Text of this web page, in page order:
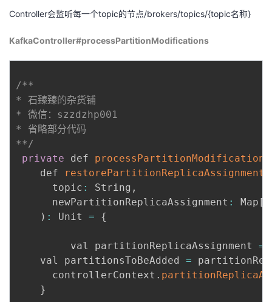
Controller会监听每一个topic的节点/brokers/topics/{topic名称}
KafkaController#processPartitionModifications
/**
* 石臻臻的杂货铺
* 微信：szzdzhp001
* 省略部分代码
**/
private def processPartitionModifications
    def
restorePartitionReplicaAssignment
      topic
: String ,
      newPartitionReplicaAssignment
: Map [
) : Unit = {
         val partitionReplicaAssignment
=
    val partitionsToBeAdded
=
      controllerContext
.
}